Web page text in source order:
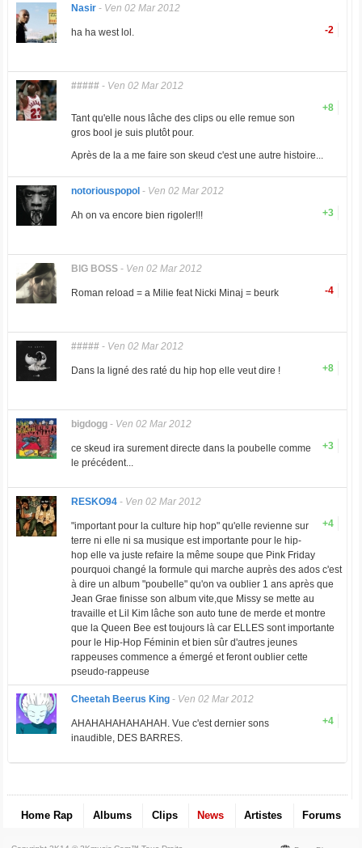
Nasir- Ven 02 Mar 2012
-2
ha ha west lol.
#####- Ven 02 Mar 2012
+8
Tant qu'elle nous lâche des clips ou elle remue son
gros bool je suis plutôt pour.
Après de la a me faire son skeud c'est une autre histoire...
notoriouspopol- Ven 02 Mar 2012
+3
Ah on va encore bien rigoler!!!
BlG BOSS- Ven 02 Mar 2012
-4
Roman reload = a Milie feat Nicki Minaj = beurk
#####- Ven 02 Mar 2012
+8
Dans la ligné des raté du hip hop elle veut dire !
bigdogg- Ven 02 Mar 2012
+3
ce skeud ira surement directe dans la poubelle comme
le précédent...
RESKO94- Ven 02 Mar 2012
+4
"important pour la culture hip hop" qu'elle revienne sur
terre ni elle ni sa musique est importante pour le hip-
hop elle va juste refaire la même soupe que Pink Friday
pourquoi changé la formule qui marche auprès des ados c'est
à dire un album "poubelle" qu'on va oublier 1 ans après que
Jean Grae finisse son album vite,que Missy se mette au
travaille et Lil Kim lâche son auto tune de merde et montre
que la Queen Bee est toujours là car ELLES sont importante
pour le Hip-Hop Féminin et bien sûr d'autres jeunes
rappeuses commence a émergé et feront oublier cette
pseudo-rappeuse
Cheetah Beerus King- Ven 02 Mar 2012
+4
AHAHAHAHAHAHAH. Vue c'est dernier sons
inaudible, DES BARRES.
Home Rap Albums Clips News Artistes Forums